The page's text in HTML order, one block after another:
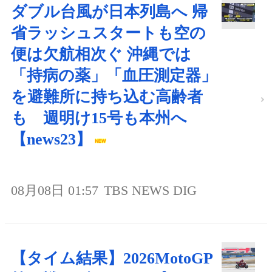
ダブル台風が日本列島へ 帰
省ラッシュスタートも空の
便は欠航相次ぐ 沖縄では
「持病の薬」「血圧測定器」
を避難所に持ち込む高齢者
も 週明け15号も本州へ
【news23】
08月08日 01:57 TBS NEWS DIG
【タイム結果】2026MotoGP